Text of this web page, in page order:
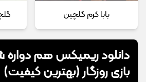
بابا کرم گلچین
دانلود ریمیکس هم دواره
بازی روزگار (بهترین کیفیت)